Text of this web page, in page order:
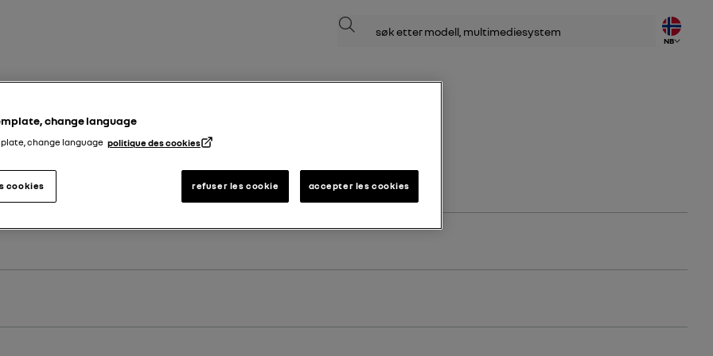
Søk
NB
for ditt kjøretøy.
change language
change language politique des cookies
refuser les cookie accepter les cookies
cookies